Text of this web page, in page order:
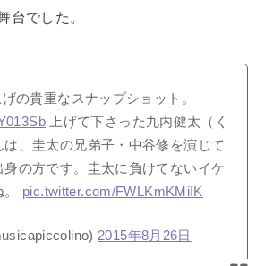
台でした。
の貴重なスナップショット。
上げて下さった九内健太（く
、圭太の兄弟子・中谷修を演じて
身の方です。圭太に負けてないイケ
pic.twitter.com/FWLKmKMiIK
2015年8月26日